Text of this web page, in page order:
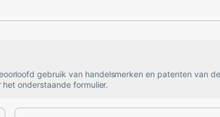
gebruik van handelsmerken en patenten van
onderstaande formulier.